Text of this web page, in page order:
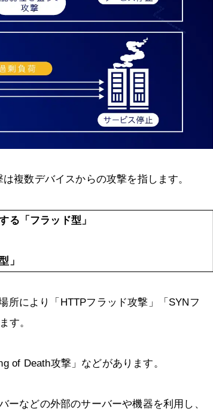
複数デバイスからの攻撃を指します。
る「フラッド型」
」
所により「HTTPフラッド攻撃」「SYNフ
す。
of Death攻撃」などがあります。
ーなどの外部のサーバーや機器を利用し、